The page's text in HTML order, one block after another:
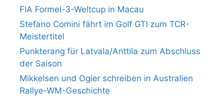
FIA Formel-3-Weltcup in Macau
Stefano Comini fährt im Golf GTI zum TCR-
Meistertitel
Punkterang für Latvala/Anttila zum Abschluss
der Saison
Mikkelsen und Ogier schreiben in Australien
Rallye-WM-Geschichte